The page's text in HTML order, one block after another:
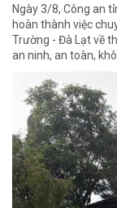
Ngày 3/8, Công an
hoàn thành việc
Trường - Đà Lạt về
an ninh, an toàn,